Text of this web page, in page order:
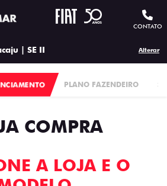
CONTATO
| SE II Alterar
PLANO FAZENDEIRO
COMPRA
A LOJA E O